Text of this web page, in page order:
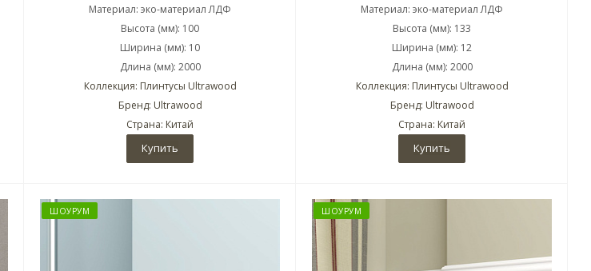
Материал: эко-материал ЛДФ
Высота (мм): 100
Ширина (мм): 10
Длина (мм): 2000
Коллекция: Плинтусы Ultrawood
Бренд: Ultrawood
Страна: Китай
Купить
Материал: эко-материал ЛДФ
Высота (мм): 133
Ширина (мм): 12
Длина (мм): 2000
Коллекция: Плинтусы Ultrawood
Бренд: Ultrawood
Страна: Китай
Купить
ШОУРУМ ШОУРУМ